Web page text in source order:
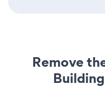
Remove